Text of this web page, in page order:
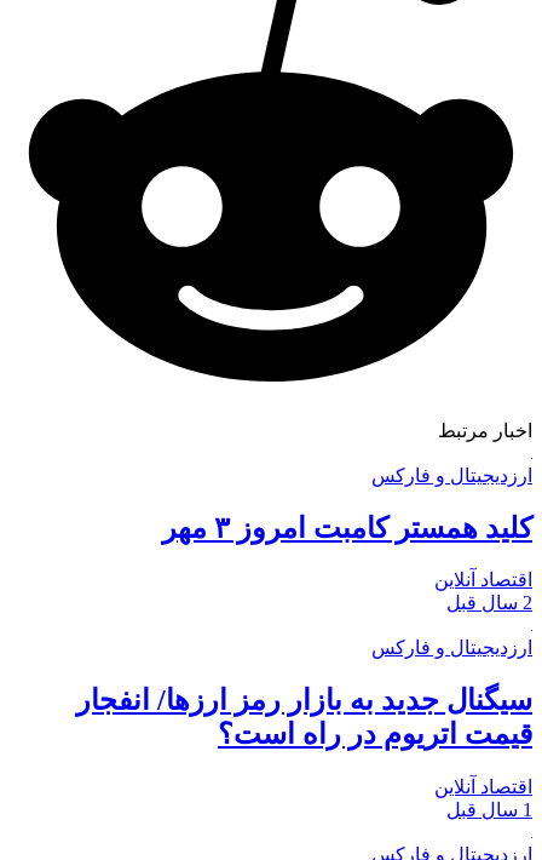
اخبار مرتبط
ارزدیجیتال و فارکس
کلید همستر کامبت امروز ۳ مهر
اقتصاد آنلاین
2 سال قبل
ارزدیجیتال و فارکس
سیگنال جدید به بازار رمز ارزها/ انفجار
قیمت اتریوم در راه است؟
اقتصاد آنلاین
1 سال قبل
ارزدیجیتال و فارکس